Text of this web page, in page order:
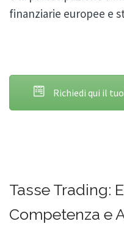
finanziarie europee e
Richiedi qui il
Tasse Trading:
Competenza e